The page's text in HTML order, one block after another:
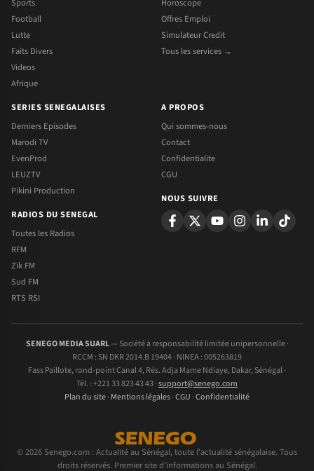
Sports
Football
Lutte
Faits Divers
Videos
Afrique
Horoscope
Offres Emploi
Simulateur Credit
Tous les services →
SERIES SENEGALAISES
Derniers Episodes
Marodi TV
EvenProd
LEUZTV
Pikini Production
RADIOS DU SENEGAL
Toutes les Radios
RFM
Zik FM
Sud FM
RTS RSI
A PROPOS
Qui sommes-nous
Contact
Confidentialite
CGU
NOUS SUIVRE
SENEGO MEDIA SUARL— Société à responsabilité limitée unipersonnelle ·
RCCM : SN DKR 2014.B 19404 · NINEA : 005263819
Fass Paillote, rond-point Canal 4, Rés. Adja Mame Ndiaye, Dakar, Sénégal ·
Tél. : +221 33 823 43 43 ·support@senego.com
Plan du site· Mentions légales·CGU ·Confidentialité
© 2026 Senego.com : Actualité au Sénégal, toute l'actualité sénégalaise. Tous
droits réservés. Premier site d'informations au Sénégal.